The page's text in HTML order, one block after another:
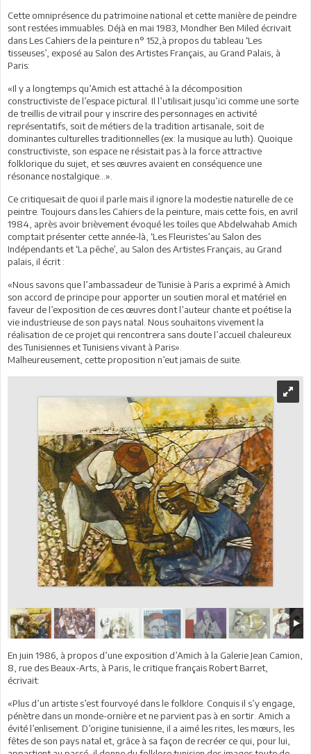
Cette omniprésence du patrimoine national et cette manière de peindre
sont restées immuables. Déjà en mai 1983, Mondher Ben Miled écrivait
dans Les Cahiers de la peinture n° 152,à propos du tableau ‘Les
tisseuses’, exposé au Salon des Artistes Français, au Grand Palais, à
Paris:
«Il y a longtemps qu’Amich est attaché à la décomposition
constructiviste de l’espace pictural. Il l’utilisait jusqu’ici comme une sorte
de treillis de vitrail pour y inscrire des personnages en activité
représentatifs, soit de métiers de la tradition artisanale, soit de
dominantes culturelles traditionnelles (ex: la musique au luth). Quoique
constructiviste, son espace ne résistait pas à la force attractive
folklorique du sujet, et ses œuvres avaient en conséquence une
résonance nostalgique…».
Ce critiquesait de quoi il parle mais il ignore la modestie naturelle de ce
peintre. Toujours dans les Cahiers de la peinture, mais cette fois, en avril
1984, après avoir brièvement évoqué les toiles que Abdelwahab Amich
comptait présenter cette année-là, ‘Les Fleuristes’au Salon des
Indépendants et ‘La pêche’, au Salon des Artistes Français, au Grand
palais, il écrit :
«Nous savons que l’ambassadeur de Tunisie à Paris a exprimé à Amich
son accord de principe pour apporter un soutien moral et matériel en
faveur de l’exposition de ces œuvres dont l’auteur chante et poétise la
vie industrieuse de son pays natal. Nous souhaitons vivement la
réalisation de ce projet qui rencontrera sans doute l’accueil chaleureux
des Tunisiennes et Tunisiens vivant à Paris».
Malheureusement, cette proposition n’eut jamais de suite.
En juin 1986, à propos d’une exposition d’Amich à la Galerie Jean Camion,
8, rue des Beaux-Arts, à Paris, le critique français Robert Barret,
écrivait:
«Plus d’un artiste s’est fourvoyé dans le folklore. Conquis il s’y engage,
pénètre dans un monde-ornière et ne parvient pas à en sortir. Amich a
évité l’enlisement. D’origine tunisienne, il a aimé les rites, les mœurs, les
fêtes de son pays natal et, grâce à sa façon de recréer ce qui, pour lui,